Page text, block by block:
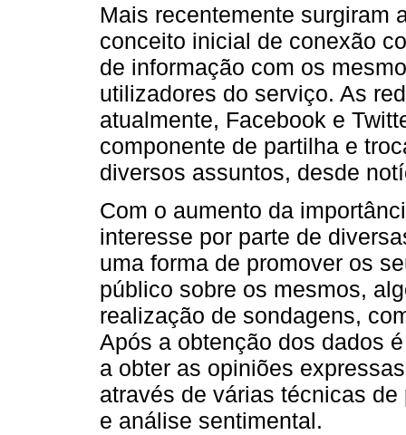
Mais recentemente surgiram
conceito inicial de conexão
de informação com os
utilizadores do serviço. As
atualmente, Facebook e
componente de partilha e
diversos assuntos, desde
Com o aumento da
interesse por parte de
uma forma de promover os
público sobre os mesmos,
realização de sondagens,
Após a obtenção dos dados
a obter as opiniões
através de várias técnicas
e análise sentimental.